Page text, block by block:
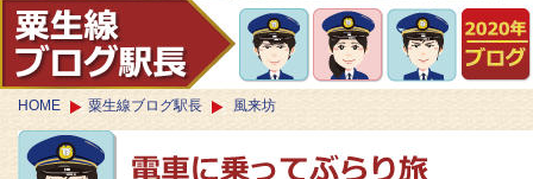
HOME 粟生線ブログ駅長 風来坊